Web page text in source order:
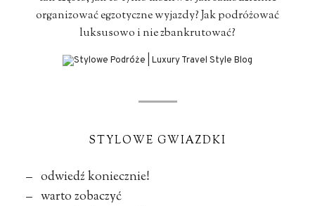
organizować egzotyczne wyjazdy? Jak podróżować
luksusowo i nie zbankrutować?
STYLOWE GWIAZDKI
– odwiedź koniecznie!
– warto zobaczyć